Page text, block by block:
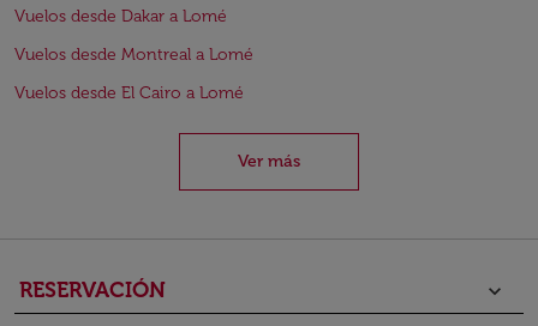
Vuelos desde Dakar a Lomé
Vuelos desde Montreal a Lomé
Vuelos desde El Cairo a Lomé
Ver más
RESERVACIÓN keyboard_arrow_down